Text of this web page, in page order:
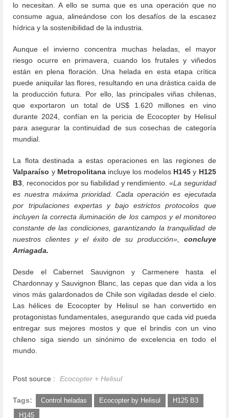
lo necesitan. A ello se suma que es una operación que no
consume agua, alineándose con los desafíos de la escasez
hídrica y la sostenibilidad de la industria.
Aunque el invierno concentra muchas heladas, el mayor
riesgo ocurre en primavera, cuando los frutales y viñedos
están en plena floración. Una helada en esta etapa crítica
puede aniquilar las flores, resultando en una drástica caída de
la producción futura. Por ello, las principales viñas chilenas,
que exportaron un total de US$ 1.620 millones en vino
durante 2024, confían en la pericia de Ecocopter by Helisul
para asegurar la continuidad de sus cosechas de categoría
mundial.
La flota destinada a estas operaciones en las regiones de
Valparaíso y Metropolitanaincluye los modelos H145 y H125
B3 , reconocidos por su fiabilidad y rendimiento.«La seguridad
es nuestra máxima prioridad. Cada operación es ejecutada
por tripulaciones expertas y bajo estrictos protocolos que
incluyen la correcta iluminación de los campos y el monitoreo
constante de las condiciones, garantizando la tranquilidad de
nuestros clientes y el éxito de su producción», concluye
Arriagada.
Desde el Cabernet Sauvignon y Carmenere hasta el
Chardonnay y Sauvignon Blanc, las cepas que dan vida a los
vinos más galardonados de Chile son vigiladas desde el cielo.
Las hélices de Ecocopter by Helisul se han convertido en
protagonistas fundamentales, asegurando que cada vid pueda
entregar sus mejores mostos y que el brindis con un vino
chileno siga siendo un sinónimo de excelencia en todo el
mundo.
Post source : Ecocopter + Helisul
Tags: Control heladas Ecocopter by Helisul
H125 B3
H145